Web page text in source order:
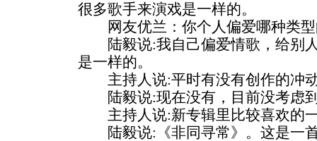
很多歌手来演戏是一样的。
网友优兰：你个人偏爱哪种类型
陆毅说:我自己偏爱情歌，给别人
是一样的。
主持人说:平时有没有创作的冲
陆毅说:现在没有，目前没考虑
主持人说:新专辑里比较喜欢的
陆毅说:《非同寻常》。这是一